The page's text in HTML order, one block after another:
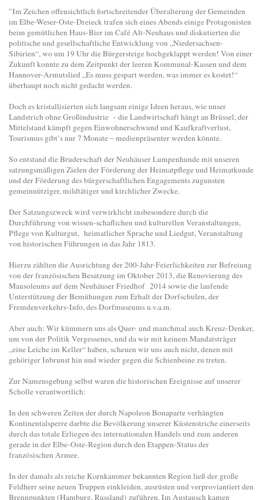
"Im Zeichen offensichtlich fortschreitender Überalterung der Gemeinden
im Elbe-Weser-Oste-Dreieck trafen sich eines Abends einige Protagonisten
beim gemütlichen Haus-Bier im Café Alt-Neuhaus und diskutierten die
politische und gesellschaftliche Entwicklung von „Niedersachsen-
Sibirien“, wo um 19 Uhr die Bürgersteige hochgeklappt werden! Von einer
Zukunft konnte zu dem Zeitpunkt der leeren Kommunal-Kassen und dem
Hannover-Armutslied „Es muss gespart werden, was immer es kostet!“
überhaupt noch nicht gedacht werden.
Doch es kristallisierten sich langsam einige Ideen heraus, wie unser
Landstrich ohne Großindustrie - die Landwirtschaft hängt an Brüssel, der
Mittelstand kämpft gegen Einwohnerschwund und Kaufkraftverlust,
Tourismus gibt’s nur 7 Monate – medienpräsenter werden könnte.
So entstand die Bruderschaft der Neuhäuser Lumpenhunde mit unseren
satzungsmäßigen Zielen der Förderung der Heimatpflege und Heimatkunde
und der Förderung des bürgerschaftlichen Engagements zugunsten
gemeinnütziger, mildtätiger und kirchlicher Zwecke.
Der Satzungszweck wird verwirklicht insbesondere durch die
Durchführung von wissen-schaflichen und kulturellen Veranstaltungen,
Pflege von Kulturgut, heimatlicher Sprache und Liedgut, Veranstaltung
von historischen Führungen in das Jahr 1813.
Hierzu zählten die Ausrichtung der 200-Jahr-Feierlichkeiten zur Befreiung
von der französischen Besatzung im Oktober 2013, die Renovierung des
Mausoleums auf dem Neuhäuser Friedhof 2014 sowie die laufende
Unterstützung der Bemühungen zum Erhalt der Dorfschulen, der
Fremdenverkehrs-Info, des Dorfmuseums u.v.a.m.
Aber auch: Wir kümmern uns als Quer- und manchmal auch Kreuz-Denker,
um von der Politik Vergessenes, und da wir mit keinem Mandatsträger
„eine Leiche im Keller“ haben, scheuen wir uns auch nicht, denen mit
gehöriger Inbrunst hin und wieder gegen die Schienbeine zu treten.
Zur Namensgebung selbst waren die historischen Ereignisse auf unserer
Scholle verantwortlich:
In den schweren Zeiten der durch Napoleon Bonaparte verhängten
Kontinentalsperre darbte die Bevölkerung unserer Küstenstriche einerseits
durch das totale Erliegen des internationalen Handels und zum anderen
gerade in der Elbe-Oste-Region durch den Etappen-Status der
französischen Armee.
In der damals als reiche Kornkammer bekannten Region ließ der große
Feldherr seine neuen Truppen einkleiden, ausrüsten und verproviantiert den
Brennpunkten (Hamburg, Russland) zuführen. Im Austausch kamen